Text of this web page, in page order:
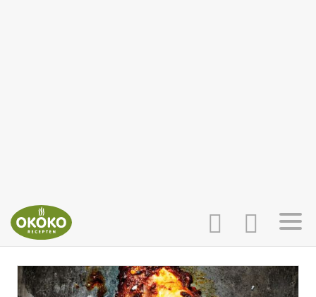
INLOGGEN
HOME